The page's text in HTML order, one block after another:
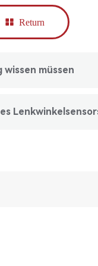
Return
müssen